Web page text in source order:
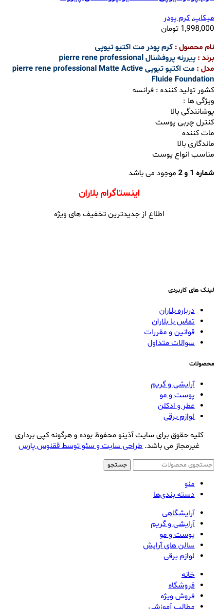
میکاپ,کرم پودر
1,998,000 تومان
نام محصول : کرم پودر مت اکتیو تیوپی
برند : پیررنه پروفشنال pierre rene professional
مدل :
مت اکتیو تیوپی pierre rene professional Matte Active
Fluide Foundation
کشور تولید کننده : فرانسه
ویژگی ها :
پوشانندگی بالا
کنترل چربی پوست
مات کننده
ماندگاری بالا
مناسب انواع پوست
شماره 1 و
2 موجود می باشد
اینستاگرام بلاران
اطلاع از جدیدترین تخفیف های ویژه
لینک های کاربردی
درباره بلاران
تماس با بلاران
قوانین و مقررات
سوالات متداول
محصولات
آرایشی و گریم
پوست و مو
عطر و ادکلن
لوازم برقی
کلیه حقوق برای سایت آذینو محفوظ بوده و هرگونه کپی برداری
غیرمجاز می باشد. طراحی سایت و سئو توسط ققنوس پارس
جستجو
منو
دسته بندی‌ها
آرایشگاهی
آرایشی و گریم
پوست و مو
سالن های آرایش
لوازم برقی
خانه
فروشگاه
فروش ویژه